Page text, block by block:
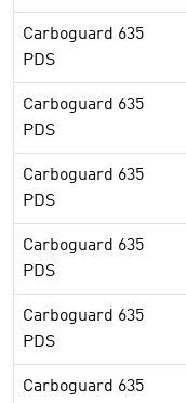
Carboguard 635
PDS
Carboguard 635
PDS
Carboguard 635
PDS
Carboguard 635
PDS
Carboguard 635
PDS
Carboguard 635